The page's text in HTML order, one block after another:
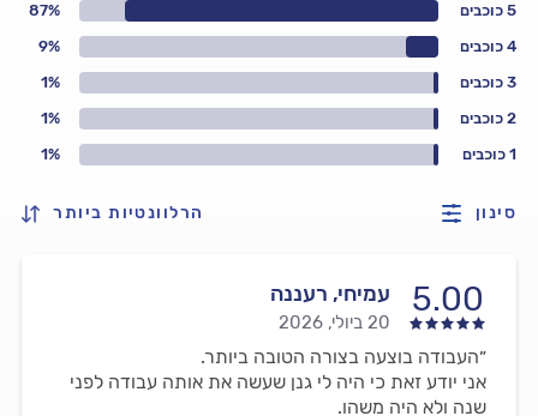
1 כוכבים 1%
2 כוכבים 1%
3 כוכבים 1%
4 כוכבים 9%
5 כוכבים 87%
סינון הרלוונטיות ביותר
5.00 עמיחי, רעננה
20 ביולי, 2026
״העבודה בוצעה בצורה הטובה ביותר.
אני יודע זאת כי היה לי גנן שעשה את אותה עבודה לפני
שנה ולא היה משהו.